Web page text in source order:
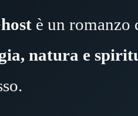
è un romanzo
natura e